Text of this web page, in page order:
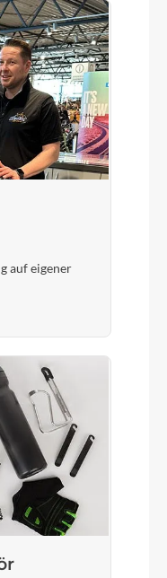
ready
Pro
bestehend aus
BOS DT3 +
auf eigener